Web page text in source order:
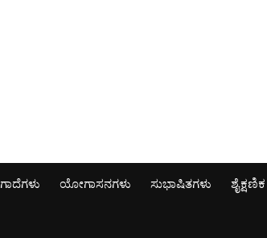
ಗಾದೆಗಳು ಯೋಗಾಸನಗಳು ಸುಭಾಷಿತಗಳು ಶೈಕ್ಷಣಿಕ